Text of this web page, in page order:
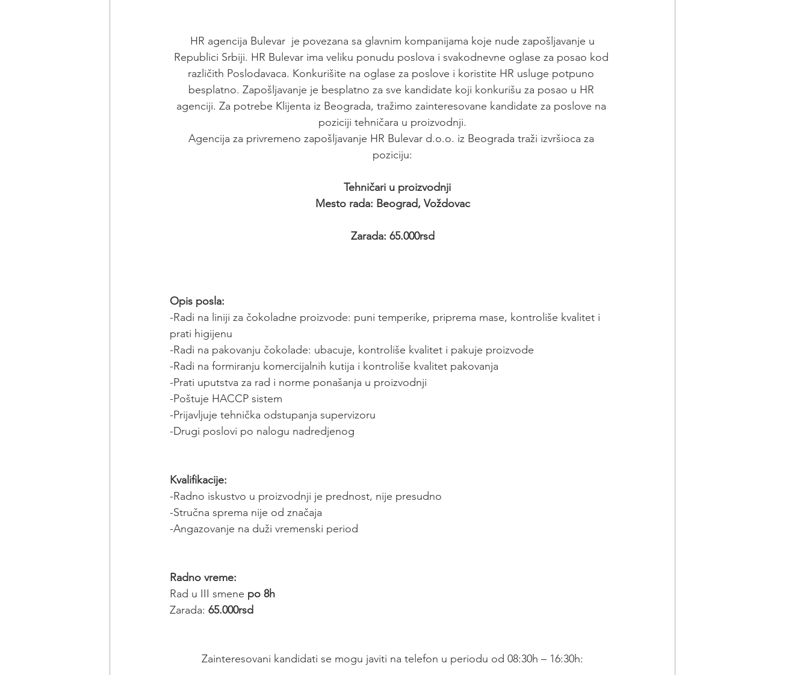
Republici Srbiji. HR Bulevar ima veliku ponudu poslova i svakodnevne oglase za posao kod
različith Poslodavaca. Konkurišite na oglase za poslove i koristite HR usluge potpuno
besplatno. Zapošljavanje je besplatno za sve kandidate koji konkurišu za posao u HR
agenciji. Za potrebe Klijenta iz Beograda, tražimo zainteresovane kandidate za poslove na
poziciji tehničara u proizvodnji.
Agencija za privremeno zapošljavanje HR Bulevar d.o.o. iz Beograda traži izvršioca za
poziciju:
   Tehničari u proizvodnji
Mesto rada: Beograd, Voždovac
Zarada: 65.000rsd
Opis posla:
-Radi na liniji za čokoladne proizvode: puni temperike, priprema mase, kontroliše kvalitet i
prati higijenu
-Radi na pakovanju čokolade: ubacuje, kontroliše kvalitet i pakuje proizvode
-Radi na formiranju komercijalnih kutija i kontroliše kvalitet pakovanja
-Prati uputstva za rad i norme ponašanja u proizvodnji
-Poštuje HACCP sistem
-Prijavljuje tehnička odstupanja supervizoru
-Drugi poslovi po nalogu nadredjenog
Kvalifikacije:
-Radno iskustvo u proizvodnji je prednost, nije presudno
-Stručna sprema nije od značaja
-Angazovanje na duži vremenski period
Radno vreme:
Rad u III smene po 8h
Zarada: 65.000rsd
Zainteresovani kandidati se mogu javiti na telefon u periodu od 08:30h – 16:30h: